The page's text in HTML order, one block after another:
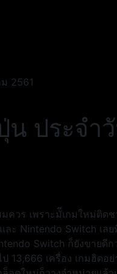
2561
ประจำ
ร เพราะมัีเกมใหม่ติดช
ะ Nintendo Switch เลย
Switch ก็ยังขายดีก
13,666 เครื่อง เกมฮิตอ